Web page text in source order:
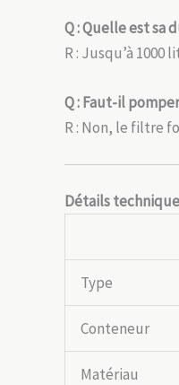
Q : Quelle est sa
R : Jusqu’à
Q : Faut-il
R : Non, le filtre
Détails
Type
Conteneur
Matériau